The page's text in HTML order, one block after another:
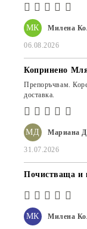
МК Милена
06.08.2026
МД Мариана
31.07.2026
Копринено
Препоръчвам.
доставка.
МК Милена
Почистваща и